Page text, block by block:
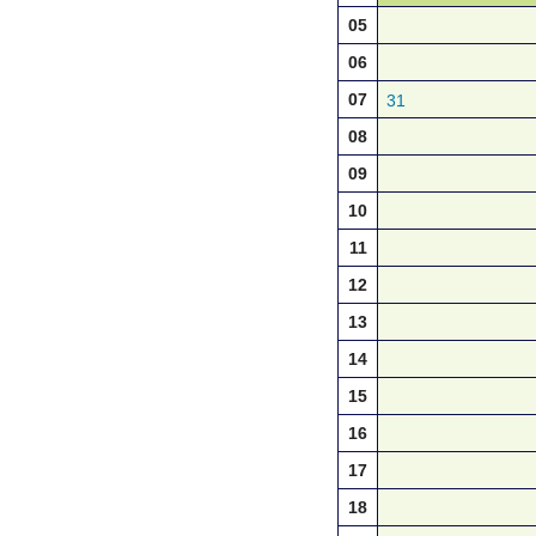
05
06
07
31
08
09
10
11
12
13
14
15
16
17
18